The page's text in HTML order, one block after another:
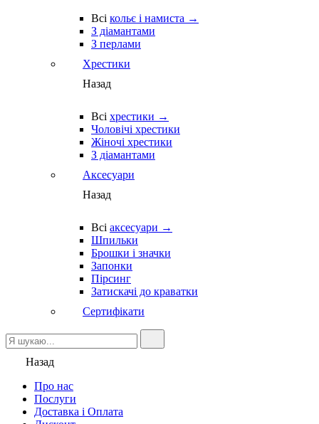
Всі кольє і намиста →
З діамантами
З перлами
Хрестики
Назад
Всі хрестики →
Чоловічі хрестики
Жіночі хрестики
З діамантами
Аксесуари
Назад
Всі аксесуари →
Шпильки
Брошки і значки
Запонки
Пірсинг
Затискачі до краватки
Сертифікати
Назад
Про нас
Послуги
Доставка і Оплата